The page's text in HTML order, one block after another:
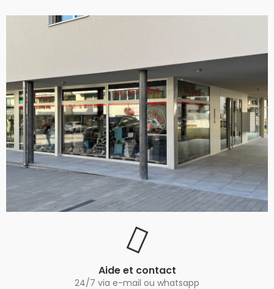
Aide et contact
24/7 via e-mail ou whatsapp